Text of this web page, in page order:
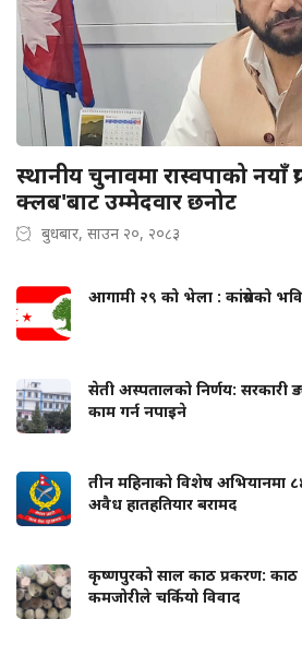
स्थानीय चुनावमा रास्वपाको नयाँ
क्लब'बाट उम्मेदवार छनोट
बुधबार, साउन २०, २०८३
आगामी २९ को भेला : कांग्रेसको
सेती अस्पतालको निर्णय: सरकारी
काम गर्न नपाइने
तीन महिनाको विशेष अभियानमा
अवैध हातहतियार बरामद
कृष्णपुरको साल काठ प्रकरण: काठ
कमजोरीले चर्कियो विवाद